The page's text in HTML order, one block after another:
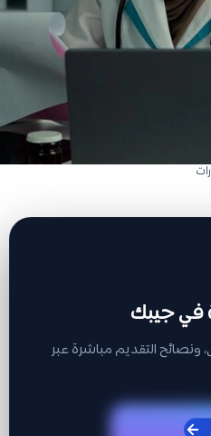
في جيبك
ونصائح التقديم مباشرة عبر